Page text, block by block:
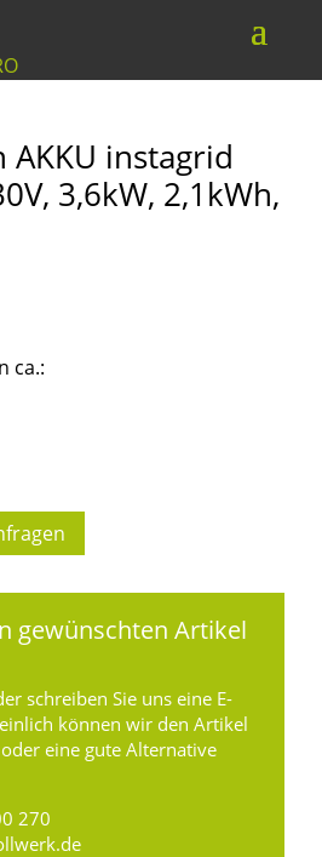
instagrid
3,6kW, 2,1kWh,
ca.:
gewünschten Artikel
schreiben Sie uns eine E-
können wir den Artikel
eine gute Alternative
270